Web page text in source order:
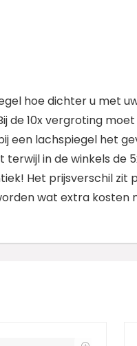
hoe dichter u met
de 10x vergroting
lachspiegel het
in de winkels de
Het prijsverschil
wat extra kosten